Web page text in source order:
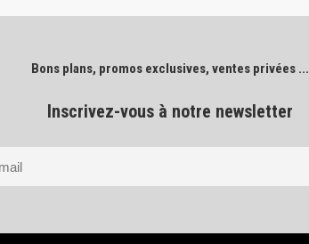
Bons plans, promos exclusives, ventes privées ...
Inscrivez-vous à notre newsletter